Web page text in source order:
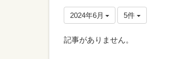
2024年6月 5件
記事がありません。